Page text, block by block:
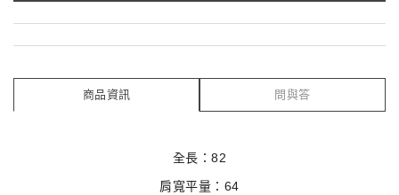
商品資訊 問與答
全長：82
肩寬平量：64